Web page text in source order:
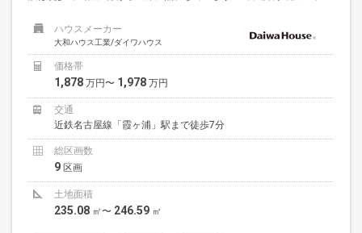
ハウスメーカー
大和ハウス工業/ダイワハウス
価格帯
1,878 万円〜 1,978 万円
交通
近鉄名古屋線「霞ヶ浦」駅まで徒歩7分
総区画数
9 区画
土地面積
235.08 ㎡〜 246.59 ㎡